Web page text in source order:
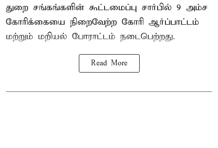
துறை சங்கங்களின் கூட்டமைப்பு சார்பில் 9 அம்ச
கோரிக்கையை நிறைவேற்ற கோரி ஆர்ப்பாட்டம்
மற்றும் மறியல் போராட்டம் நடைபெற்றது.
Read More